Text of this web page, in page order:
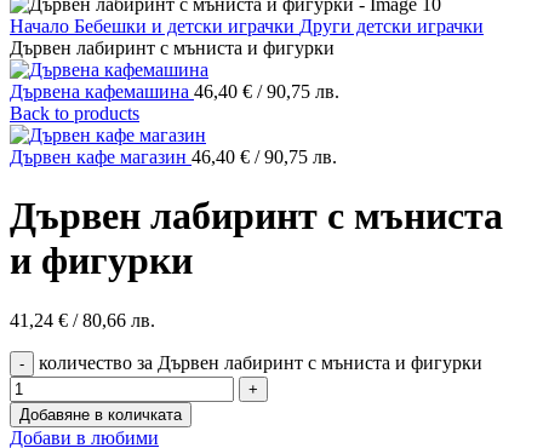
Начало Бебешки и детски играчки Други детски играчки
Дървен лабиринт с мъниста и фигурки
Дървена кафемашина 46,40 € / 90,75 лв.
Back to products
Дървен кафе магазин 46,40 € / 90,75 лв.
Дървен лабиринт с мъниста
и фигурки
41,24 € / 80,66 лв.
количество за Дървен лабиринт с мъниста и фигурки
Добавяне в количката
Добави в любими